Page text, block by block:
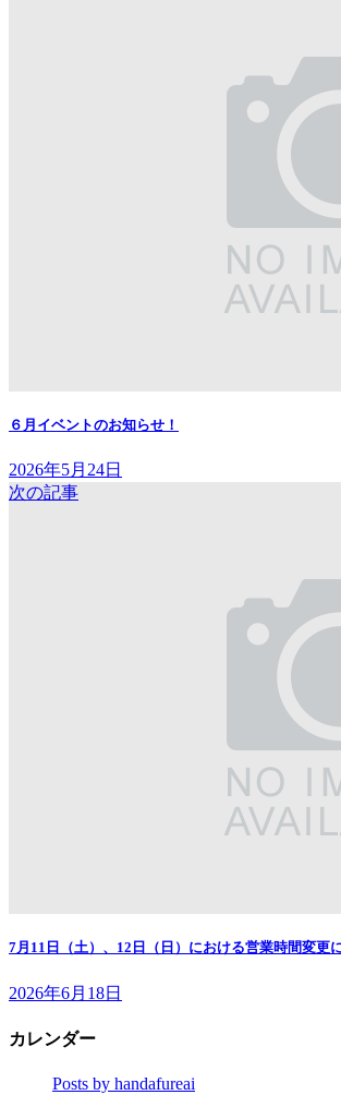
６月イベントのお知らせ！
2026年5月24日
次の記事
7月11日（土）、12日（日）における営業時間変更
2026年6月18日
カレンダー
Posts by handafureai